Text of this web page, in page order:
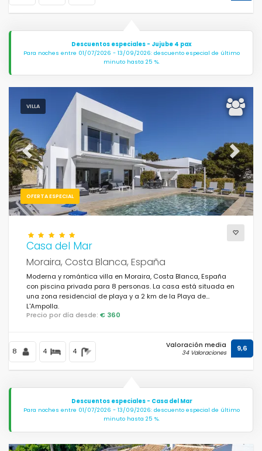
Descuentos especiales - Jujube 4 pax
Para noches entre 01/07/2026 - 13/09/2026: descuento especial de último
minuto hasta 25 %.
VILLA
OFERTA ESPECIAL
Previous Next
Casa del Mar
Moraira, Costa Blanca, España
Moderna y romántica villa en Moraira, Costa Blanca, España
con piscina privada para 8 personas. La casa está situada en
una zona residencial de playa y a 2 km de la Playa de
L'Ampolla.
Precio por día desde: € 360
8 4 4
Valoración media
34 Valoraciones 9,6
Descuentos especiales - Casa del Mar
Para noches entre 01/07/2026 - 13/09/2026: descuento especial de último
minuto hasta 25 %.